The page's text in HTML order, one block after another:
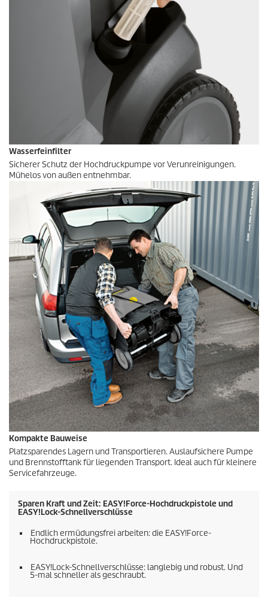
Wasserfeinfilter
Sicherer Schutz der Hochdruckpumpe vor Verunreinigungen.
Mühelos von außen entnehmbar.
Kompakte Bauweise
Platzsparendes Lagern und Transportieren. Auslaufsichere Pumpe
und Brennstofftank für liegenden Transport. Ideal auch für kleinere
Servicefahrzeuge.
Sparen Kraft und Zeit: EASY!Force-Hochdruckpistole und
EASY!Lock-Schnellverschlüsse
Endlich ermüdungsfrei arbeiten: die EASY!Force-
Hochdruckpistole.
EASY!Lock-Schnellverschlüsse: langlebig und robust. Und
5-mal schneller als geschraubt.